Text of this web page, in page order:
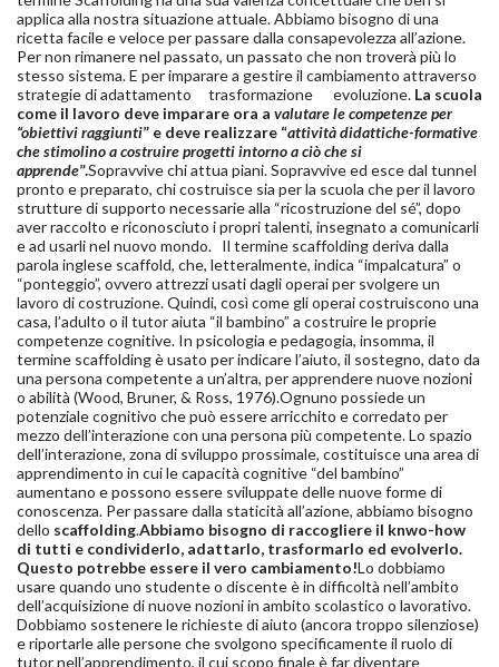
applica alla nostra situazione attuale. Abbiamo bisogno di una
ricetta facile e veloce per passare dalla consapevolezza all’azione.
Per non rimanere nel passato, un passato che non troverà più lo
stesso sistema. E per imparare a gestire il cambiamento attraverso
strategie di adattamento trasformazione evoluzione. La scuola
come il lavoro deve imparare ora a valutare le competenze per
“obiettivi raggiunti” e deve realizzare “attività didattiche-formative
che stimolino a costruire progetti intorno a ciò che si
apprende”.Sopravvive chi attua piani. Sopravvive ed esce dal tunnel
pronto e preparato, chi costruisce sia per la scuola che per il lavoro
strutture di supporto necessarie alla “ricostruzione del sé”, dopo
aver raccolto e riconosciuto i propri talenti, insegnato a comunicarli
e ad usarli nel nuovo mondo. Il termine scaffolding deriva dalla
parola inglese scaffold, che, letteralmente, indica “impalcatura” o
“ponteggio”, ovvero attrezzi usati dagli operai per svolgere un
lavoro di costruzione. Quindi, così come gli operai costruiscono una
casa, l’adulto o il tutor aiuta “il bambino” a costruire le proprie
competenze cognitive. In psicologia e pedagogia, insomma, il
termine scaffolding è usato per indicare l’aiuto, il sostegno, dato da
una persona competente a un’altra, per apprendere nuove nozioni
o abilità (Wood, Bruner, & Ross, 1976).Ognuno possiede un
potenziale cognitivo che può essere arricchito e corredato per
mezzo dell’interazione con una persona più competente. Lo spazio
dell’interazione, zona di sviluppo prossimale, costituisce una area di
apprendimento in cui le capacità cognitive “del bambino”
aumentano e possono essere sviluppate delle nuove forme di
conoscenza. Per passare dalla staticità all’azione, abbiamo bisogno
dello scaffolding.Abbiamo bisogno di raccogliere il knwo-how
di tutti e condividerlo, adattarlo, trasformarlo ed evolverlo.
Questo potrebbe essere il vero cambiamento!Lo dobbiamo
usare quando uno studente o discente è in difficoltà nell’ambito
dell’acquisizione di nuove nozioni in ambito scolastico o lavorativo.
Dobbiamo sostenere le richieste di aiuto (ancora troppo silenziose)
e riportarle alle persone che svolgono specificamente il ruolo di
tutor nell’apprendimento, il cui scopo finale è far diventare